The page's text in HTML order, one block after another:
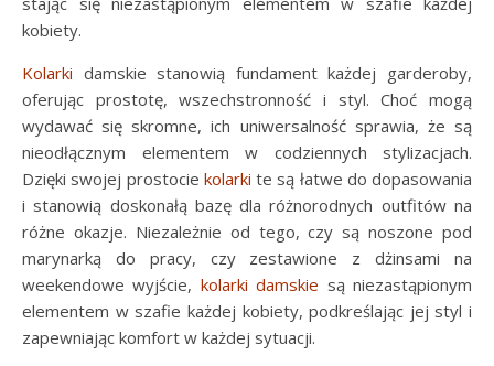
kobiety.
Kolarki damskie stanowią fundament każdej garderoby,
oferując prostotę, wszechstronność i styl. Choć mogą
wydawać się skromne, ich uniwersalność sprawia, że są
nieodłącznym elementem w codziennych stylizacjach.
Dzięki swojej prostocie kolarki te są łatwe do dopasowania
i stanowią doskonałą bazę dla różnorodnych outfitów na
różne okazje. Niezależnie od tego, czy są noszone pod
marynarką do pracy, czy zestawione z dżinsami na
weekendowe wyjście, kolarki damskie są niezastąpionym
elementem w szafie każdej kobiety, podkreślając jej styl i
zapewniając komfort w każdej sytuacji.